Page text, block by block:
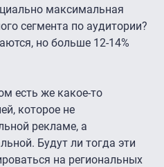
максимальная
сегмента по аудитории?
но больше 12-14%
есть же какое-то
которое не
рекламе, а
Будут ли тогда эти
на региональных